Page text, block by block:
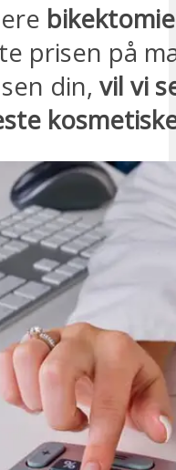
prisen på
din, vil vi